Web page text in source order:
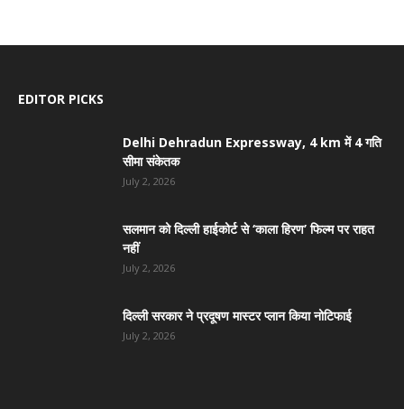
EDITOR PICKS
Delhi Dehradun Expressway, 4 km में 4 गति
सीमा संकेतक
July 2, 2026
सलमान को दिल्ली हाईकोर्ट से ‘काला हिरण’ फिल्म पर राहत
नहीं
July 2, 2026
दिल्ली सरकार ने प्रदूषण मास्टर प्लान किया नोटिफाई
July 2, 2026